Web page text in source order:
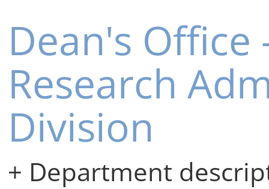
Dean's Office
Research
Division
+ Department